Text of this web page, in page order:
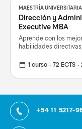
MAESTRÍA UNIVERSITARIA
Dirección y
Executive MBA
Aprende con los
habilidades
1 curso 72 ECTS
+54 11 5217-